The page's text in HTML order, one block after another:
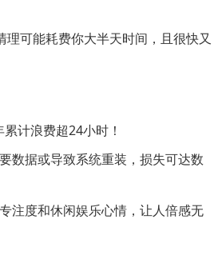
可能耗费你大半天时间，且很快又
计浪费超24小时！
数据或导致系统重装，损失可达数
注度和休闲娱乐心情，让人倍感无